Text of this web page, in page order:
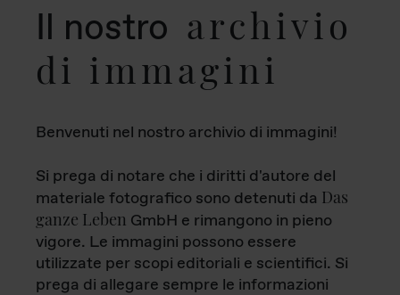
Il nostro archivio
di immagini
Benvenuti nel nostro archivio di immagini!
Si prega di notare che i diritti d'autore del
materiale fotografico sono detenuti da Das
ganze Leben GmbH e rimangono in pieno
vigore. Le immagini possono essere
utilizzate per scopi editoriali e scientifici. Si
prega di allegare sempre le informazioni